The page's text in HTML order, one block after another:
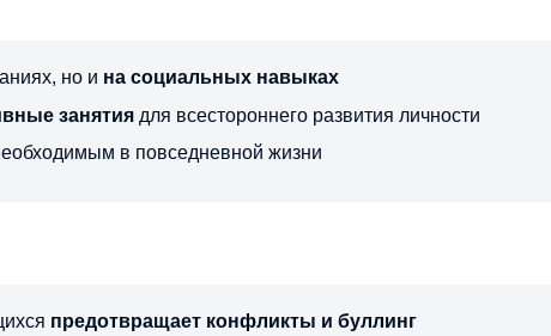
но и на социальных навыках
занятия для всестороннего развития личности
в повседневной жизни
предотвращает конфликты и буллинг